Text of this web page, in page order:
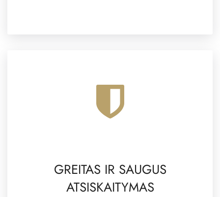
GREITAS IR SAUGUS
ATSISKAITYMAS